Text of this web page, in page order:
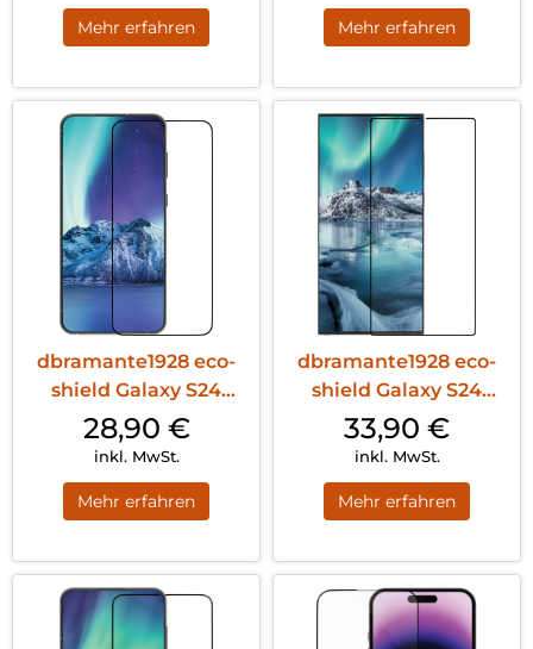
Mehr erfahren Mehr erfahren
dbramante1928 eco-
shield Galaxy S24
Schwarz
28,90 €
inkl. MwSt.
Mehr erfahren
dbramante1928 eco-
shield Galaxy S24
Ultra Schwarz
33,90 €
inkl. MwSt.
Mehr erfahren